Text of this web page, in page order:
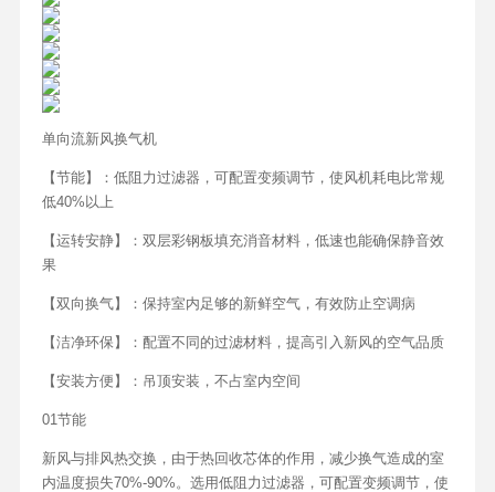
单向流新风换气机
【节能】：低阻力过滤器，可配置变频调节，使风机耗电比常规
低40%以上
【运转安静】：双层彩钢板填充消音材料，低速也能确保静音效
果
【双向换气】：保持室内足够的新鲜空气，有效防止空调病
【洁净环保】：配置不同的过滤材料，提高引入新风的空气品质
【安装方便】：吊顶安装，不占室内空间
01节能
新风与排风热交换，由于热回收芯体的作用，减少换气造成的室
内温度损失70%-90%。选用低阻力过滤器，可配置变频调节，使